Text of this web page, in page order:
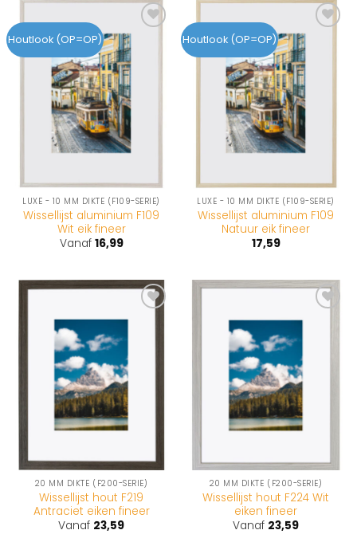
Houtlook (OP=OP)
Toevoegen
aan
wenslijst
LUXE - 10 MM DIKTE (F109-SERIE)
Wissellijst aluminium F109
Wit eik fineer
Vanaf 16,99
Houtlook (OP=OP)
Toevoegen
aan
wenslijst
LUXE - 10 MM DIKTE (F109-SERIE)
Wissellijst aluminium F109
Natuur eik fineer
17,59
Toevoegen
wenslijst
20 MM DIKTE (F200-SERIE)
Wissellijst hout F219
Antraciet eiken fineer
Vanaf 23,59
Toevoegen
wenslijst
20 MM DIKTE (F200-SERIE)
Wissellijst hout F224 Wit
eiken fineer
Vanaf 23,59